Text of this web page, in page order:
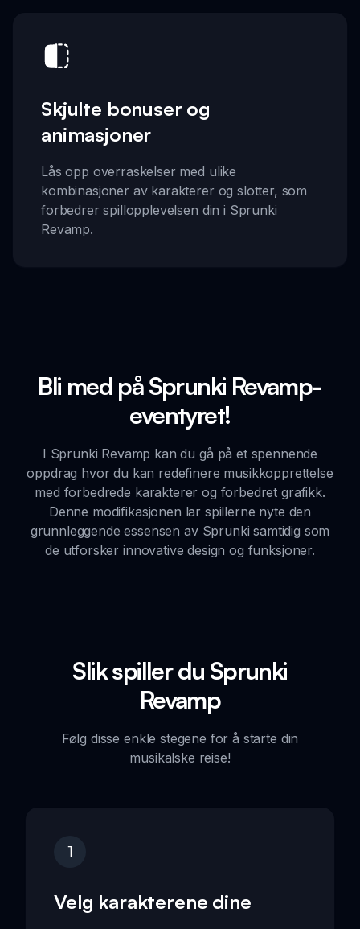
Skjulte bonuser og
animasjoner
Lås opp overraskelser med ulike
kombinasjoner av karakterer og slotter, som
forbedrer spillopplevelsen din i Sprunki
Revamp.
Bli med på Sprunki Revamp-
eventyret!
I Sprunki Revamp kan du gå på et spennende
oppdrag hvor du kan redefinere musikkopprettelse
med forbedrede karakterer og forbedret grafikk.
Denne modifikasjonen lar spillerne nyte den
grunnleggende essensen av Sprunki samtidig som
de utforsker innovative design og funksjoner.
Slik spiller du Sprunki
Revamp
Følg disse enkle stegene for å starte din
musikalske reise!
1
Velg karakterene dine